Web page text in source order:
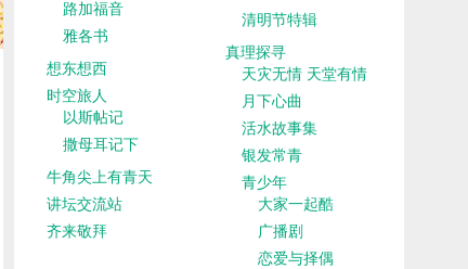
路加福音
雅各书
想东想西
时空旅人
以斯帖记
撒母耳记下
牛角尖上有青天
讲坛交流站
齐来敬拜
清明节特辑
真理探寻
天灾无情 天堂有情
月下心曲
活水故事集
银发常青
青少年
大家一起酷
广播剧
恋爱与择偶